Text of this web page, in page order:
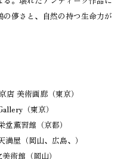
の儚さと、自然の持つ生命力が
美術画廊（東京）
（東京）
薫習館（京都）
屋（岡山、広島、）
術館（岡山）